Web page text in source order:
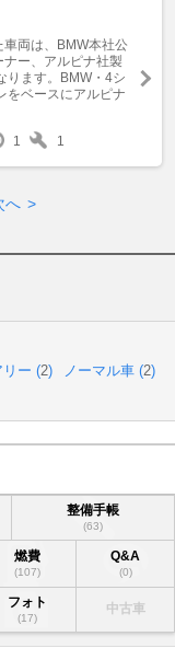
両は、BMW本社公
ー、アルピナ社製
ります。BMW・4シ
をベースにアルピナ
1 1
へ >
リー (2) ノーマル車 (2)
整備手帳
(63)
燃費
(107)
Q&A
(0)
フォト
(17)
中古車